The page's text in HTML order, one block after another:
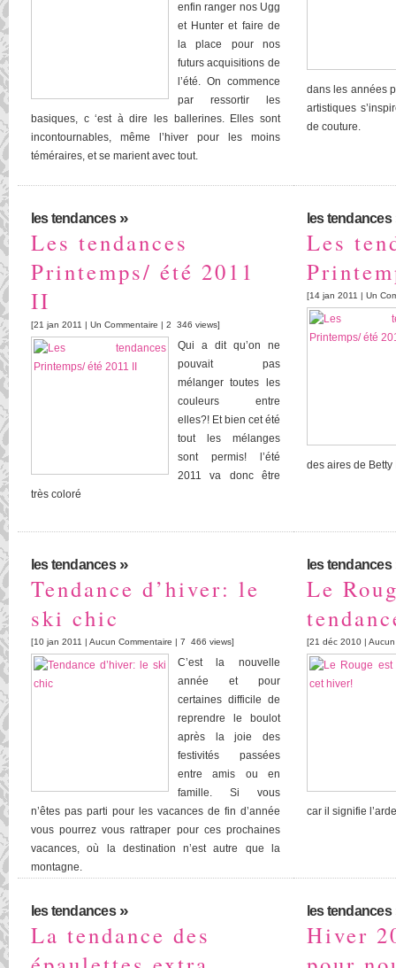
enfin ranger nos Ugg
et Hunter et faire de
la place pour nos
futurs acquisitions de
l’été. On commence
par ressortir les
basiques, c ‘est à dire les ballerines. Elles sont
incontournables, même l’hiver pour les moins
téméraires, et se marient avec tout.
dans les années
artistiques
de couture.
les tendances»
Les tendances
Printemps/ été 2011
II
[21 jan 2011 | Un Commentaire | 2 346 views]
Qui a dit qu’on ne
pouvait pas
mélanger toutes les
couleurs entre
elles?! Et bien cet été
tout les mélanges
sont permis! l’été
2011 va donc être
très coloré
les tendances
Les
[14 jan 2011 | Un
des aires de Betty
les tendances»
Tendance d’hiver: le
ski chic
[10 jan 2011 | Aucun Commentaire | 7 466 views]
C’est la nouvelle
année et pour
certaines difficile de
reprendre le boulot
après la joie des
festivités passées
entre amis ou en
famille. Si vous
n’êtes pas parti pour les vacances de fin d’année
vous pourrez vous rattraper pour ces prochaines
vacances, où la destination n’est autre que la
montagne.
les tendances
Le
[21 déc 2010 |
car il signifie
les tendances»
La tendance des
les tendances
Hiver